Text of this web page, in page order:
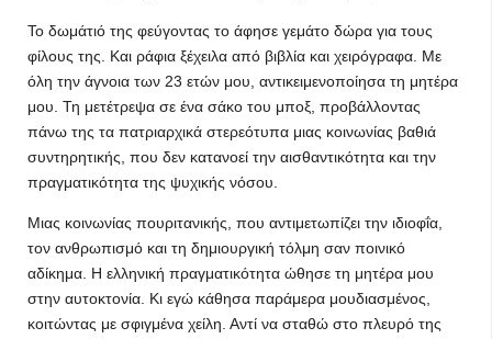
Το δωμάτιό της φεύγοντας το άφησε γεμάτο δώρα για τους
φίλους της. Και ράφια ξέχειλα από βιβλία και χειρόγραφα. Με
όλη την άγνοια των 23 ετών μου, αντικειμενοποίησα τη μητέρα
μου. Τη μετέτρεψα σε ένα σάκο του μποξ, προβάλλοντας
πάνω της τα πατριαρχικά στερεότυπα μιας κοινωνίας βαθιά
συντηρητικής, που δεν κατανοεί την αισθαντικότητα και την
πραγματικότητα της ψυχικής νόσου.
Μιας κοινωνίας πουριτανικής, που αντιμετωπίζει την ιδιοφΐα,
τον ανθρωπισμό και τη δημιουργική τόλμη σαν ποινικό
αδίκημα. Η ελληνική πραγματικότητα ώθησε τη μητέρα μου
στην αυτοκτονία. Κι εγώ κάθησα παράμερα μουδιασμένος,
κοιτώντας με σφιγμένα χείλη. Αντί να σταθώ στο πλευρό της